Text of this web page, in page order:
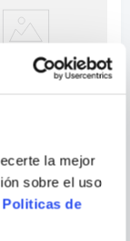
la mejor
sobre el uso
Politicas de
2